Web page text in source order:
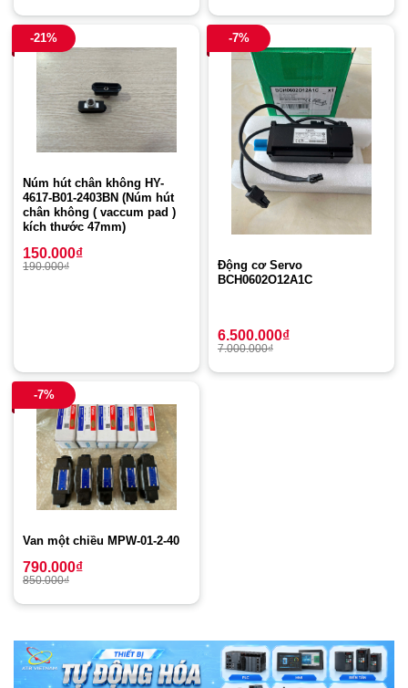
-21%
Núm hút chân không HY-
4617-B01-2403BN (Núm hút
chân không ( vaccum pad )
kích thước 47mm)
150.000₫
190.000₫
-7%
Động cơ Servo
BCH0602O12A1C
6.500.000₫
7.000.000₫
-7%
Van một chiều MPW-01-2-40
790.000₫
850.000₫